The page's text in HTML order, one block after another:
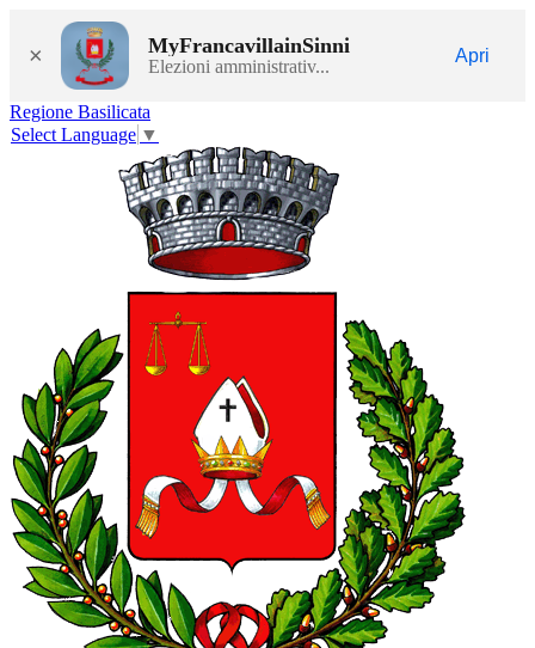
× MyFrancavillainSinni
Elezioni amministrativ...
Apri
Regione Basilicata
Select Language ▼